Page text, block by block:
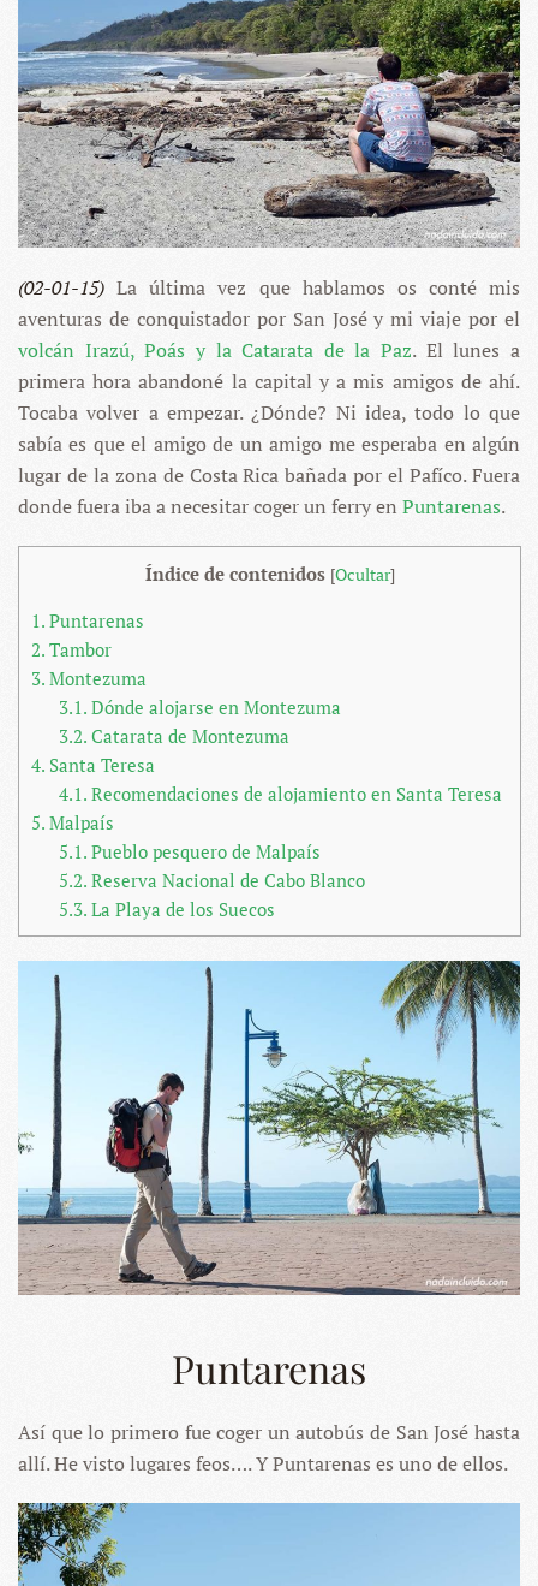
(02-01-15) La última vez que hablamos os conté mis
aventuras de conquistador por San José y mi viaje por el
volcán Irazú, Poás y la Catarata de la Paz. El lunes a
primera hora abandoné la capital y a mis amigos de ahí.
Tocaba volver a empezar. ¿Dónde? Ni idea, todo lo que
sabía es que el amigo de un amigo me esperaba en algún
lugar de la zona de Costa Rica bañada por el Pafíco. Fuera
donde fuera iba a necesitar coger un ferry en Puntarenas.
Índice de contenidos [Ocultar]
1. Puntarenas
2. Tambor
3. Montezuma
3.1.Dónde alojarse en Montezuma
3.2.Catarata de Montezuma
4. Santa Teresa
4.1.Recomendaciones de alojamiento en Santa Teresa
5. Malpaís
5.1.Pueblo pesquero de Malpaís
5.2.Reserva Nacional de Cabo Blanco
5.3.La Playa de los Suecos
Puntarenas
Así que lo primero fue coger un autobús de San José hasta
allí. He visto lugares feos…. Y Puntarenas es uno de ellos.